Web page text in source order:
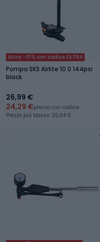
Extra -10% con codice EXTRA
Pompa SKS Airlite 10.0 144psi
black
26,99 €
24,29 €prezzo con codice
Prezzo più basso: 25,64 €